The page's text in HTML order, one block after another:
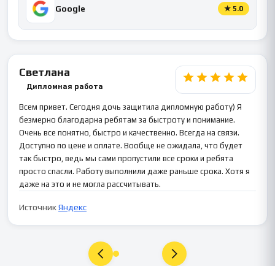
Google ★ 5.0
Светлана
Дипломная работа
Всем привет. Сегодня дочь защитила дипломную работу) Я
безмерно благодарна ребятам за быстроту и понимание.
Очень все понятно, быстро и качественно. Всегда на связи.
Доступно по цене и оплате. Вообще не ожидала, что будет
так быстро, ведь мы сами пропустили все сроки и ребята
просто спасли. Работу выполнили даже раньше срока. Хотя я
даже на это и не могла рассчитывать.
ИсточникЯндекс